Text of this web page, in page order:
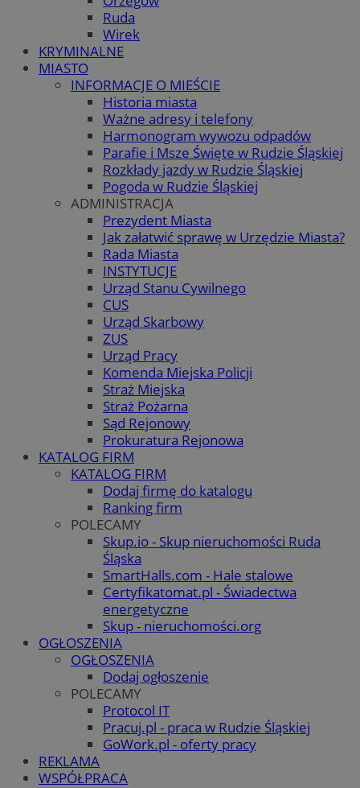
Ruda
Wirek
KRYMINALNE
MIASTO
INFORMACJE O MIEŚCIE
Historia miasta
Ważne adresy i telefony
Harmonogram wywozu odpadów
Parafie i Msze Święte w Rudzie Śląskiej
Rozkłady jazdy w Rudzie Śląskiej
Pogoda w Rudzie Śląskiej
ADMINISTRACJA
Prezydent Miasta
Jak załatwić sprawę w Urzędzie Miasta?
Rada Miasta
INSTYTUCJE
Urząd Stanu Cywilnego
CUS
Urząd Skarbowy
ZUS
Urząd Pracy
Komenda Miejska Policji
Straż Miejska
Straż Pożarna
Sąd Rejonowy
Prokuratura Rejonowa
KATALOG FIRM
KATALOG FIRM
Dodaj firmę do katalogu
Ranking firm
POLECAMY
Skup.io - Skup nieruchomości Ruda
Śląska
SmartHalls.com - Hale stalowe
Certyfikatomat.pl - Świadectwa
energetyczne
Skup - nieruchomości.org
OGŁOSZENIA
OGŁOSZENIA
Dodaj ogłoszenie
POLECAMY
Protocol IT
Pracuj.pl - praca w Rudzie Śląskiej
GoWork.pl - oferty pracy
REKLAMA
WSPÓŁPRACA